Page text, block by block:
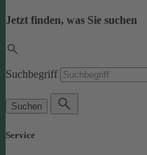
Jetzt finden, was Sie suchen
Suchbegriff
Suchen
Service